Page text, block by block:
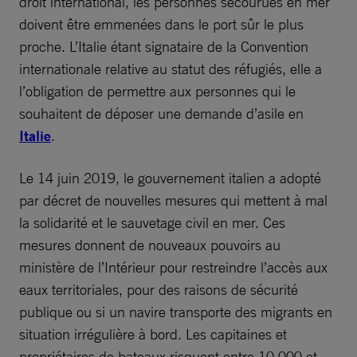
doivent être emmenées dans le port sûr le plus
proche. L’Italie étant signataire de la Convention
internationale relative au statut des réfugiés, elle a
l’obligation de permettre aux personnes qui le
souhaitent de déposer une demande d’asile en
Italie.
Le 14 juin 2019, le gouvernement italien a adopté
par décret de nouvelles mesures qui mettent à mal
la solidarité et le sauvetage civil en mer. Ces
mesures donnent de nouveaux pouvoirs au
ministère de l’Intérieur pour restreindre l’accès aux
eaux territoriales, pour des raisons de sécurité
publique ou si un navire transporte des migrants en
situation irrégulière à bord. Les capitaines et